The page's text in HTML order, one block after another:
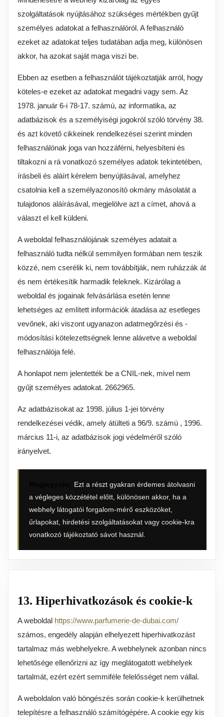
szolgáltatások nyújtásához szükséges mértékben gyűjt
személyes adatokat a felhasználóról. A felhasználó
ezeket az adatokat teljes tudatában adja meg, különösen
akkor, ha azokat saját maga viszi be.
Ebben az esetben a felhasználót tájékoztatják arról, hogy
köteles-e ezeket az adatokat megadni vagy sem. Az
1978. január 6-i 78-17. számú, az informatika, az
adatbázisok és a személyiségi jogokról szóló törvény 38.
és azt követő cikkeinek rendelkezései szerint minden
felhasználónak joga van hozzáférni, helyesbíteni és
tiltakozni a rá vonatkozó személyes adatok tekintetében,
írásbeli és aláírt kérelem benyújtásával, amelyhez
csatolnia kell a személyazonosító okmány másolatát a
tulajdonos aláírásával, megjelölve azt a címet, ahová a
választ el kell küldeni.
A weboldal felhasználójának személyes adatait a
felhasználó tudta nélkül semmilyen formában nem teszik
közzé, nem cserélik ki, nem továbbítják, nem ruházzák át
és nem értékesítik harmadik feleknek. Kizárólag a
weboldal és jogainak felvásárlása esetén lenne
lehetséges az említett információk átadása az esetleges
vevőnek, aki viszont ugyanazon adatmegőrzési és -
módosítási kötelezettségnek lenne alávetve a weboldal
felhasználója felé.
A honlapot nem jelentették be a CNIL-nek, mivel nem
gyűjt személyes adatokat. 2662965.
Az adatbázisokat az 1998. július 1-jei törvény
rendelkezései védik, amely átülteti a 96/9. számú , 1996.
március 11-i, az adatbázisok jogi védelméről szóló
irányelvet.
Ezt a részt gyakran érdemes átolvasni
a végleges közzététel előtt, különösen akkor, ha a
webhely látogatói forgalom-mérő eszközöket,
űrlapokat, hirdetési szolgáltatásokat vagy cookie-kra
vonatkozó tájékoztató sávot használ.
13. Hiperhivatkozások és cookie-k
A weboldal https://www.parfumerie-de-dubai.com/
számos, engedély alapján elhelyezett hiperhivatkozást
tartalmaz más webhelyekre. A webhelynek azonban nincs
lehetősége ellenőrizni az így meglátogatott webhelyek
tartalmát, ezért ezért semmiféle felelősséget nem vállal.
A weboldalon való böngészés során cookie-k kerülhetnek
telepítésre a felhasználó számítógépére. A cookie egy kis